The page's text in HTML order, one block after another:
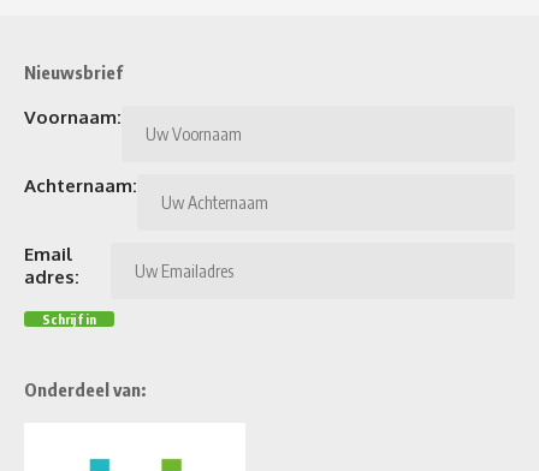
Nieuwsbrief
Voornaam:
Achternaam:
Email
adres:
Onderdeel van: